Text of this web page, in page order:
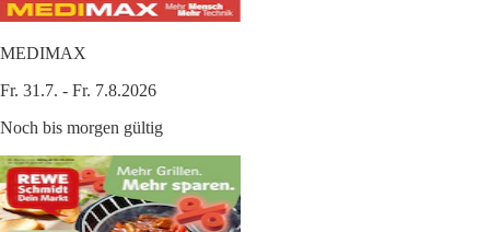
MEDIMAX
Fr. 31.7. - Fr. 7.8.2026
Noch bis morgen gültig